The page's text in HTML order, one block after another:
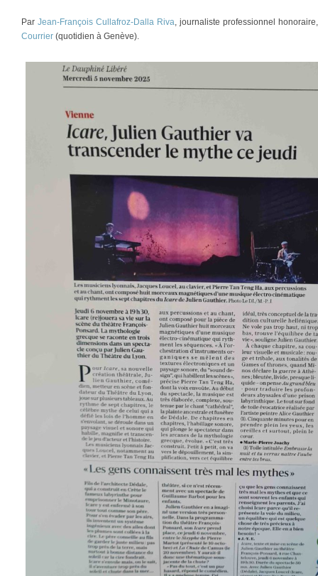
Par Jean-François Cullafroz-Dalla Riva, journaliste professionnel
Courrier (quotidien à Genève).